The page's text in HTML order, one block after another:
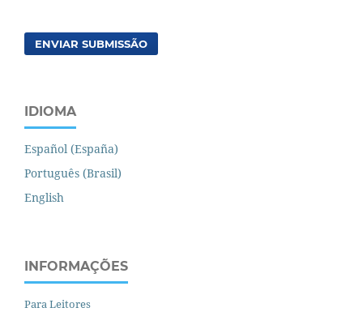
ENVIAR SUBMISSÃO
IDIOMA
Español (España)
Português (Brasil)
English
INFORMAÇÕES
Para Leitores